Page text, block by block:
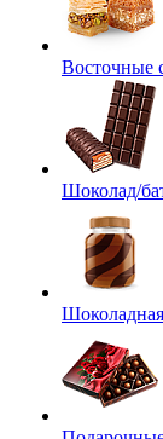
Восточные
Шоколад/